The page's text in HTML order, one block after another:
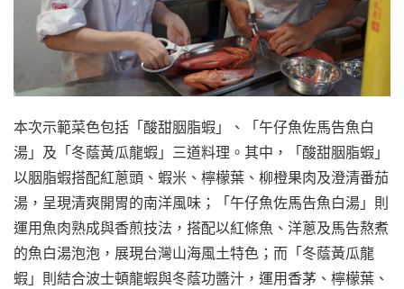
本次示範菜色包括「酸甜胭脂蝦」、「午仔魚佐馬告魚白
湯」及「冬蔭黃瓜龍蝦」三道料理。其中，「酸甜胭脂蝦」
以胭脂蝦搭配紅蔥頭、蝦米、檸檬葉、柳橙果肉及澄清番茄
湯，呈現清爽開胃的南洋風味；「午仔魚佐馬告魚白湯」則
運用魚肉熟成與香煎技法，搭配以紅條魚、洋蔥及馬告熬煮
的魚白湯泡泡，展現台灣山海風土特色；而「冬蔭黃瓜龍
蝦」則結合波士頓龍蝦與冬蔭功醬汁，運用香茅、檸檬葉、